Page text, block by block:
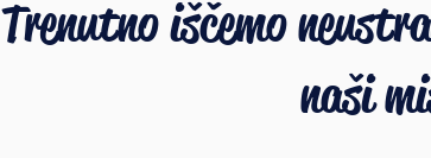
Trenutno iščemo
naši